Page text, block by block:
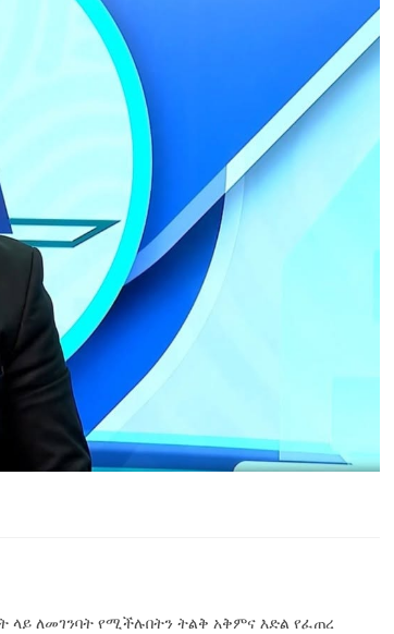
ኢኮኖሚያዊ ገጽታ በአዲስ
ነው-ፈርስት ፖስት
2026
ተቃውሞ የበዛበት የፊፋ አዲሱ እቅድ
አዲስ ሚዲያ ኔትዎርክ በይዘት ስራዎቹ የሀሰት
ትርክትን በማረም እና የወል ትርክትን በመገንባት
ሃላፊነቱን እየተወጣ ይገኛል
AmnAdmin October 17, 2025
ለመገንባት የሚችሉበትን ትልቅ አቅምና እድል የፈጠረ